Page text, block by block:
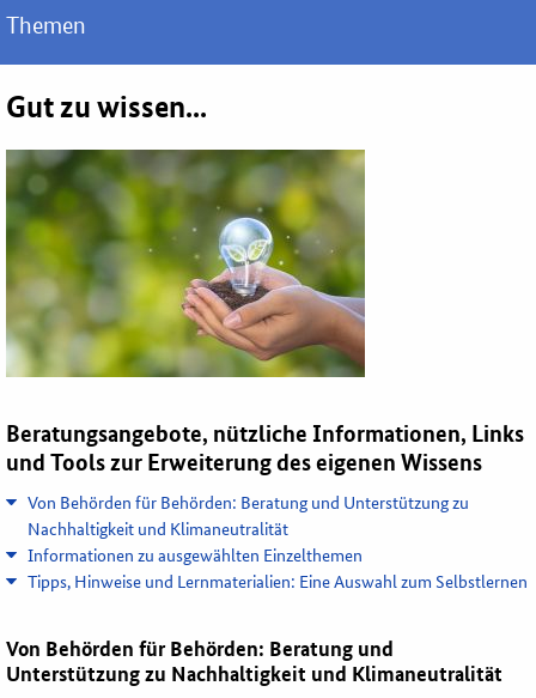
Themen
Gut zu wissen...
Beratungsangebote, nützliche Informationen, Links
und Toolszur Erweiterung des eigenen Wissens
Von Behörden für Behörden: Beratung und Unterstützung zu
Nachhaltigkeit und Klimaneutralität
Informationen zu ausgewählten Einzelthemen
Tipps, Hinweise und Lernmaterialien: Eine Auswahl zum Selbstlernen
Von Behörden für Behörden: Beratung und
Unterstützung zu Nachhaltigkeit und Klimaneutralität